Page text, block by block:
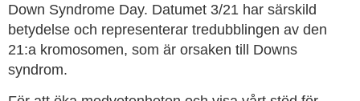
Down Syndrome Day. Datumet 3/21 har särskild
betydelse och representerar tredubblingen av den
21:a kromosomen, som är orsaken till Downs
syndrom.